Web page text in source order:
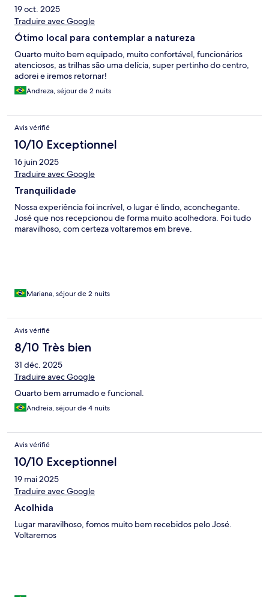
19 oct. 2025
Traduire avec Google
Ótimo local para contemplar a natureza
Quarto muito bem equipado, muito confortável, funcionários
atenciosos, as trilhas são uma delícia, super pertinho do centro,
adorei e iremos retornar!
Andreza, séjour de 2 nuits
Avis vérifié
10/10 Exceptionnel
16 juin 2025
Traduire avec Google
Tranquilidade
Nossa experiência foi incrível, o lugar é lindo, aconchegante.
José que nos recepcionou de forma muito acolhedora. Foi tudo
maravilhoso, com certeza voltaremos em breve.
Mariana, séjour de 2 nuits
Avis vérifié
8/10 Très bien
31 déc. 2025
Traduire avec Google
Quarto bem arrumado e funcional.
Andreia, séjour de 4 nuits
Avis vérifié
10/10 Exceptionnel
19 mai 2025
Traduire avec Google
Acolhida
Lugar maravilhoso, fomos muito bem recebidos pelo José.
Voltaremos